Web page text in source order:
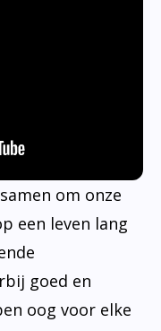
om onze
een leven lang
goed en
oog voor elke